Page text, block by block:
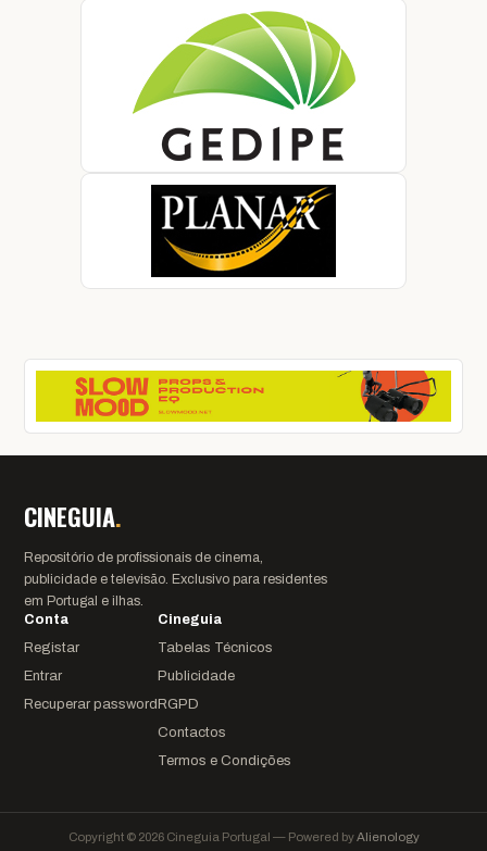
CINEGUIA.
Repositório de profissionais de cinema,
publicidade e televisão. Exclusivo para residentes
em Portugal e ilhas.
Conta
Registar
Entrar
Recuperar password
Cineguia
Tabelas Técnicos
Publicidade
RGPD
Contactos
Termos e Condições
Copyright © 2026 Cineguia Portugal — Powered byAlienology